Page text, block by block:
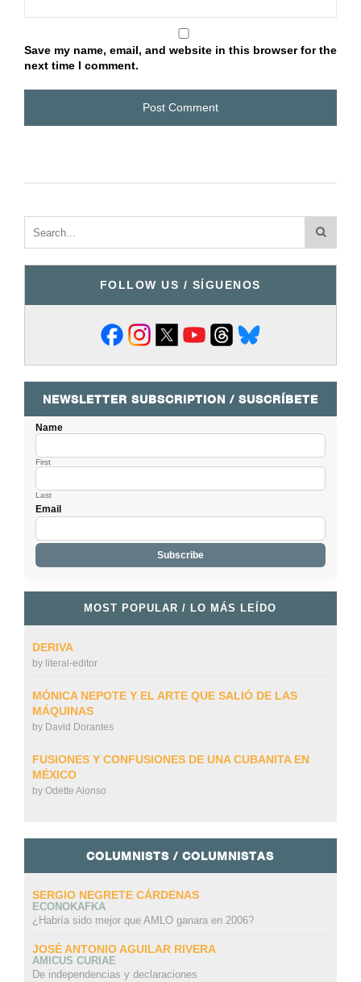
Save my name, email, and website in this browser for the
next time I comment.
FOLLOW US / SÍGUENOS
NEWSLETTER SUBSCRIPTION / SUSCRÍBETE
Name
First
Last
Email
MOST POPULAR / LO MÁS LEÍDO
DERIVA
by literal-editor
MÓNICA NEPOTE Y EL ARTE QUE SALIÓ DE LAS
MÁQUINAS
by David Dorantes
FUSIONES Y CONFUSIONES DE UNA CUBANITA EN
MÉXICO
by Odette Alonso
COLUMNISTS / COLUMNISTAS
SERGIO NEGRETE CÁRDENAS
ECONOKAFKA
¿Habría sido mejor que AMLO ganara en 2006?
JOSÉ ANTONIO AGUILAR RIVERA
AMICUS CURIAE
De independencias y declaraciones